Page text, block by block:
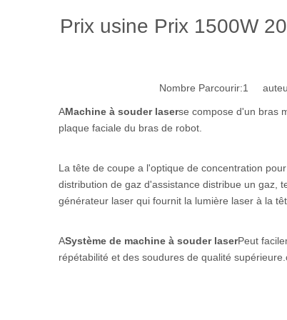
Prix ​​usine Prix 1500W
Nombre Parcourir:1
AMachine à souder laserse compose d'un bras
plaque faciale du bras de robot.
La tête de coupe a l'optique de concentration
distribution de gaz d'assistance distribue un gaz,
générateur laser qui fournit la lumière laser à la
ASystème de machine à souder laserPeut
répétabilité et des soudures de qualité